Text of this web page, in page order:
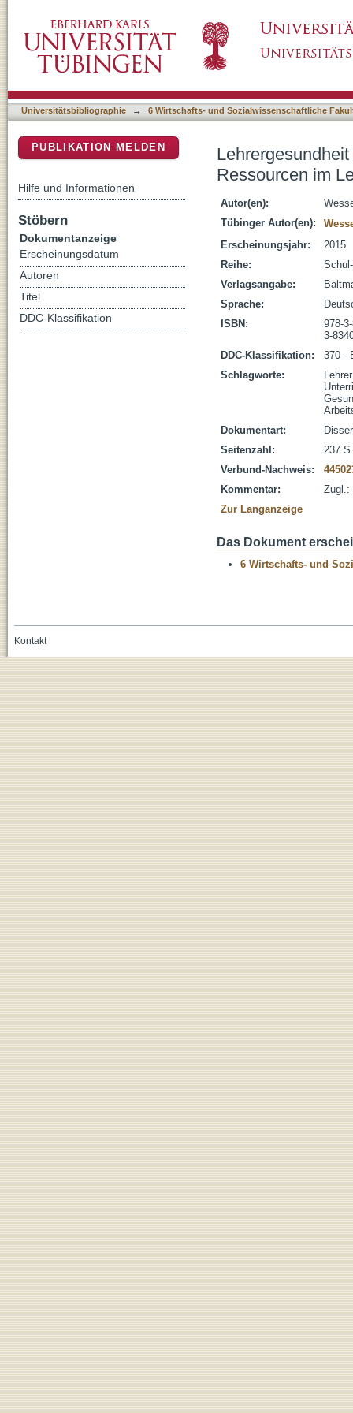
verschiedenen Perspektiven
Universitätsbibliographie → 6 Wirtschafts- und Sozialwissenschaftliche
Ressourcen im
Autor(en):
Tübinger Autor(en):
Erscheinungsjahr:
2015
Reihe:
Verlagsangabe:
Sprache:
ISBN:
978-
3-
DDC-Klassifikation:
370 -
Schlagworte:
Lehrer
Dokumentart:
Seitenzahl:
237
Verbund-Nachweis:
Kommentar:
Zugl.:
Zur Langanzeige
Das Dokument
6 Wirtschafts- und
PUBLIKATION MELDEN
Hilfe und Informationen
Stöbern
Dokumentanzeige
Erscheinungsdatum
Autoren
Titel
DDC-Klassifikation
Kontakt